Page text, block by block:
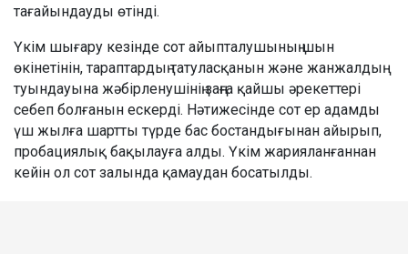
тағайындауды өтінді.
Үкім шығару кезінде сот айыпталушының шын
өкінетінін, тараптардың татуласқанын және жанжалдың
туындауына жәбірленушінің заңға қайшы әрекеттері
себеп болғанын ескерді. Нәтижесінде сот ер адамды
үш жылға шартты түрде бас бостандығынан айырып,
пробациялық бақылауға алды. Үкім жарияланғаннан
кейін ол сот залында қамаудан босатылды.